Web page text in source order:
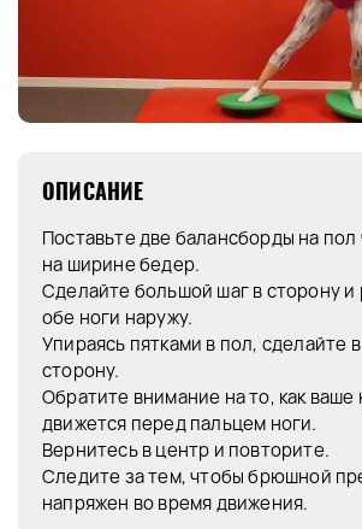
ОПИСАНИЕ
Поставьте две балансборды на
на ширине бедер.
Сделайте большой шаг в сторону и
обе ноги наружу.
Упираясь пятками в пол, сделайте
сторону.
Обратите внимание на то, как ваше
движется перед пальцем ноги.
Вернитесь в центр и повторите.
Следите за тем, чтобы брюшной
напряжен во время движения.